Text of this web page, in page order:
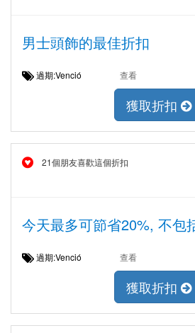
男士頭飾的最佳折扣
過期:Venció 查看
獲取折扣
21個朋友喜歡這個折扣
今天最多可節省20%, 不包
過期:Venció 查看
獲取折扣